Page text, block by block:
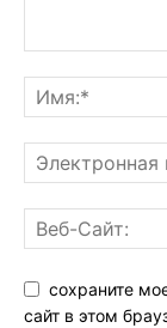
сохраните
сайт в этом